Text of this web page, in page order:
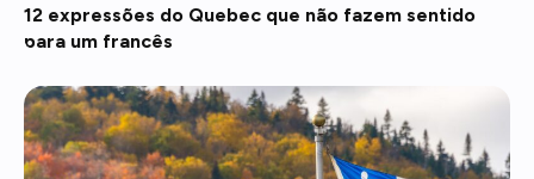
12 expressões do Quebec que não fazem sentido
para um francês